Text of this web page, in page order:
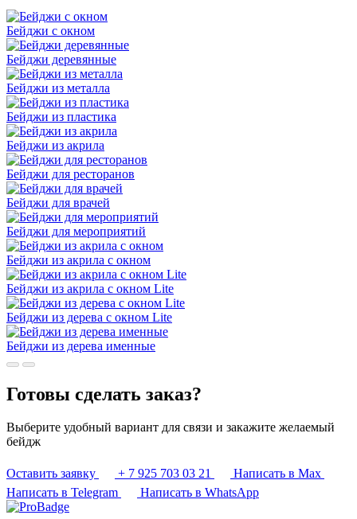
Бейджи с окном
Бейджи деревянные
Бейджи из металла
Бейджи из пластика
Бейджи из акрила
Бейджи для ресторанов
Бейджи для врачей
Бейджи для мероприятий
Бейджи из акрила с окном
Бейджи из акрила с окном Lite
Бейджи из дерева с окном Lite
Бейджи из дерева именные
Готовы сделать заказ?
Выберите удобный вариант для связи и закажите желаемый
бейдж
Оставить заявку + 7 925 703 03 21
Написать в Max
Написать в Telegram
Написать в WhatsApp